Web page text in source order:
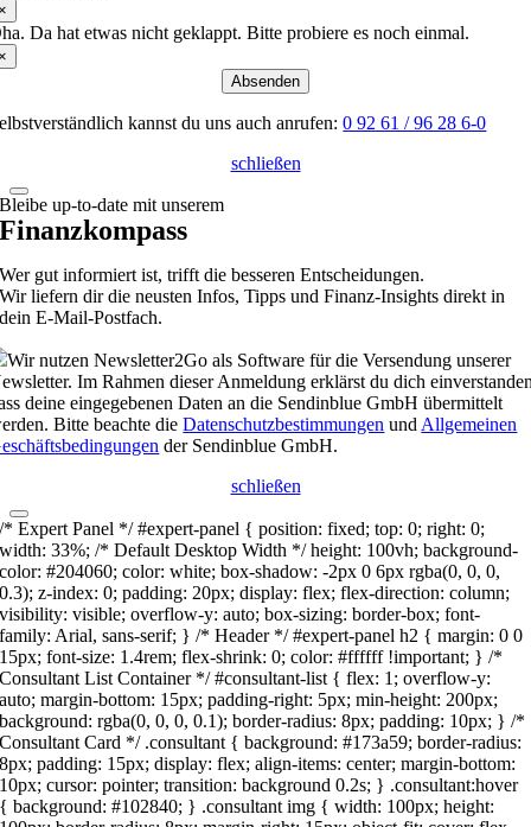
Da hat etwas nicht geklappt. Bitte probiere es noch einmal.
Absenden
kannst du uns auch anrufen:0 92 61 / 96 28 6-0
schließen
Bleibe up-to-date mit unserem
Finanzkompass
Wer gut informiert ist, trifft die besseren Entscheidungen.
Wir liefern dir die neusten Infos, Tipps und Finanz-Insights direkt in
dein E-Mail-Postfach.
Wir nutzen Newsletter2Go als Software für die Versendung unserer
Im Rahmen dieser Anmeldung erklärst du dich
deine eingegebenen Daten an die Sendinblue GmbH übermittelt
Bitte beachte dieDatenschutzbestimmungen undAllgemeinen
der Sendinblue GmbH.
schließen
/* Expert Panel */ #expert-panel { position: fixed; top: 0; right: 0;
width: 33%; /* Default Desktop Width */ height: 100vh; background-
color: #204060; color: white; box-shadow: -2px 0 6px rgba(0, 0, 0,
0.3); z-index: 0; padding: 20px; display: flex; flex-direction: column;
visibility: visible; overflow-y: auto; box-sizing: border-box; font-
family: Arial, sans-serif; } /* Header */ #expert-panel h2 { margin: 0 0
15px; font-size: 1.4rem; flex-shrink: 0; color: #ffffff !important; } /*
Consultant List Container */ #consultant-list { flex: 1; overflow-y:
auto; margin-bottom: 15px; padding-right: 5px; min-height: 200px;
background: rgba(0, 0, 0, 0.1); border-radius: 8px; padding: 10px; } /*
Consultant Card */ .consultant { background: #173a59; border-radius:
8px; padding: 15px; display: flex; align-items: center; margin-bottom:
10px; cursor: pointer; transition: background 0.2s; } .consultant:hover
{ background: #102840; } .consultant img { width: 100px; height: